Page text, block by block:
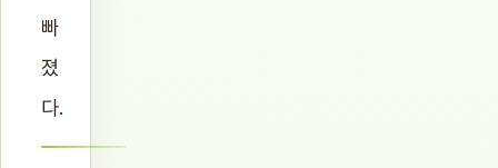
빠
졌
다.